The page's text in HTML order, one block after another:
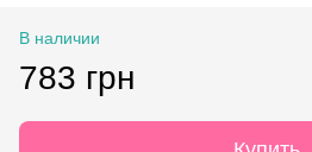
В наличии
783 грн